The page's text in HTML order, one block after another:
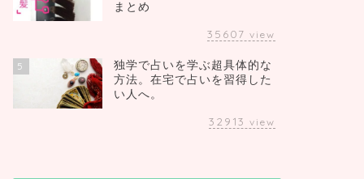
まとめ
35607 view
5
独学で占いを学ぶ超具体的な
方法。在宅で占いを習得した
い人へ。
32913 view